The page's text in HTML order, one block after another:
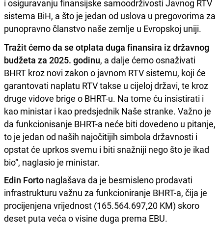
i osiguravanju finansijske samoodrživosti Javnog RTV
sistema BiH, a što je jedan od uslova u pregovorima za
punopravno članstvo naše zemlje u Evropskoj uniji.
Tražit ćemo da se otplata duga finansira iz državnog
budžeta za 2025. godinu, a dalje ćemo osnaživati
BHRT kroz novi zakon o javnom RTV sistemu, koji će
garantovati naplatu RTV takse u cijeloj državi, te kroz
druge vidove brige o BHRT-u. Na tome ću insistirati i
kao ministar i kao predsjednik Naše stranke. Važno je
da funkcionisanje BHRT-a neće biti dovedeno u pitanje,
to je jedan od naših najočitijih simbola državnosti i
opstat će uprkos svemu i biti snažniji nego što je ikad
bio“, naglasio je ministar.
Edin Forto naglašava da je besmisleno prodavati
infrastrukturu važnu za funkcioniranje BHRT-a, čija je
procijenjena vrijednost (165.564.697,20 KM) skoro
deset puta veća o visine duga prema EBU.